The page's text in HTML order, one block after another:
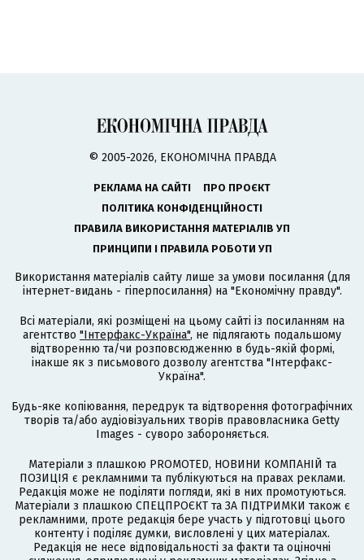
© 2005-2026, ЕКОНОМІЧНА ПРАВДА
РЕКЛАМА НА САЙТІ
ПРО ПРОЄКТ
ПОЛІТИКА КОНФІДЕНЦІЙНОСТІ
ПРАВИЛА ВИКОРИСТАННЯ МАТЕРІАЛІВ УП
ПРИНЦИПИ І ПРАВИЛА РОБОТИ УП
Використання матеріалів сайту лише за умови посилання (для
інтернет-видань - гіперпосилання) на "Економічну правду".
Всі матеріали, які розміщені на цьому сайті із посиланням на
агентство "Інтерфакс-Україна", не підлягають подальшому
відтворенню та/чи розповсюдженню в будь-якій формі,
інакше як з письмового дозволу агентства "Інтерфакс-
Україна".
Будь-яке копіювання, передрук та відтворення фотографічних
творів та/або аудіовізуальних творів правовласника Getty
Images - суворо забороняється.
Матеріали з плашкою PROMOTED, НОВИНИ КОМПАНІЙ та
ПОЗИЦІЯ є рекламними та публікуються на правах реклами.
Редакція може не поділяти погляди, які в них промотуються.
Матеріали з плашкою СПЕЦПРОЄКТ та ЗА ПІДТРИМКИ також є
рекламними, проте редакція бере участь у підготовці цього
контенту і поділяє думки, висловлені у цих матеріалах.
Редакція не несе відповідальності за факти та оціночні